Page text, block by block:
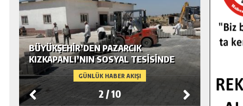
GÜNLÜK HABER AKIŞI
BÜYÜKŞEHIR’DEN PAZARCIK
KIZKAPANLI’NIN SOSYAL TESISINDE
ÇEVRE DÜZENLEMESI.
2 /10